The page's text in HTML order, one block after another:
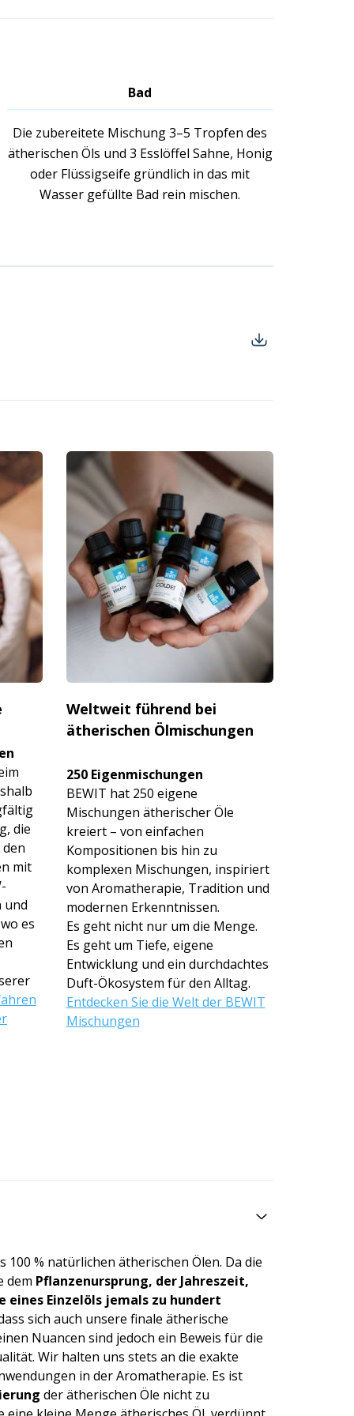
Bad
Die zubereitete Mischung 3–5 Tropfen des
ätherischen Öls und 3 Esslöffel Sahne, Honig
oder Flüssigseife gründlich in das mit
Wasser gefüllte Bad rein mischen.
die
mit
und
es
Weltweit führend bei
ätherischen Ölmischungen
250 Eigenmischun­gen
BEWIT hat 250 eigene
Mischungen ätherischer Öle
kreiert – von einfachen
Kompositionen bis hin zu
komplexen Mischungen, inspiriert
von Aromatherapie, Tradition und
modernen Erkenntnissen.
Es geht nicht nur um die Menge.
Es geht um Tiefe, eigene
Entwicklung und ein durchdachtes
Duft-Ökosystem für den Alltag.
Entdecken Sie die Welt der BEWIT
Mischungen
% natürlichen ätherischen Ölen. Da die
dem Pflanzenursprung, der Jahreszeit,
eines Einzelöls jemals zu hundert
sich auch unsere finale ätherische
Nuancen sind jedoch ein Beweis für die
Wir halten uns stets an die exakte
in der Aromatherapie. Es ist
der ätherischen Öle nicht zu